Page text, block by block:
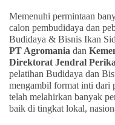
Memenuhi permintaan
calon pembudidaya dan
Budidaya & Bisnis Ikan
PT Agromania dan
Direktorat Jendral
pelatihan Budidaya dan
mengambil format inti dari
telah melahirkan banyak
baik di tingkat lokal,